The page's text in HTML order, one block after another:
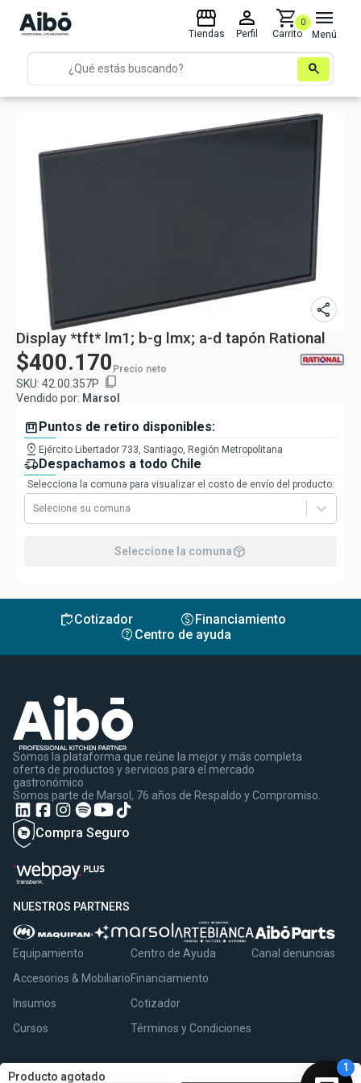
search
storefront
Tiendas
person
Perfil
shopping_cart
Carrito
0 menu
Menú
share
Display *tft* lm1; b-g lmx; a-d tapón Rational
$400.170 Precio neto
SKU: 42.00.357P content_copy
Vendido por: Marsol
Producto agotado
boxPuntos de retiro disponibles:
pin_drop Ejército Libertador 733, Santiago, Región Metropolitana
delivery_truck_speedDespachamos a todo Chile
Selecciona la comuna para visualizar el costo de envío del producto:
Selecione su comuna
Seleccione la comunapackage_2
inventoryCotizador monetization_onFinanciamiento
contact_support Centro de ayuda
Somos la plataforma que reúne la mejor y más completa
oferta de productos y servicios para el mercado
gastronómico
Somos parte de Marsol, 76 años de Respaldo y Compromiso.
Compra Seguro
NUESTROS PARTNERS
Equipamiento
Accesorios & Mobiliario
Insumos
Cursos
Centro de Ayuda
Financiamiento
Cotizador
Términos y Condiciones
Canal denuncias